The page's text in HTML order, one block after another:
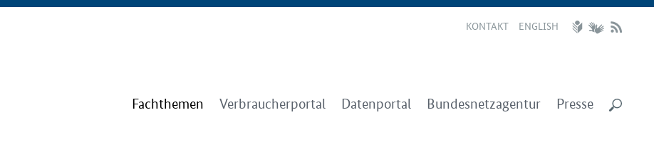
KONTAKT ENGLISH
Fachthemen Verbraucherportal Datenportal Bundesnetzagentur Presse